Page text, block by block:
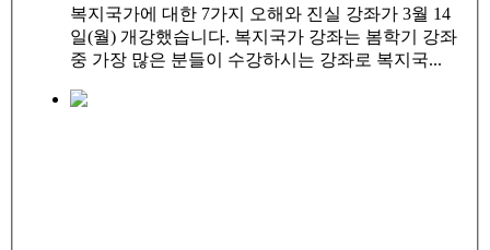
복지국가에 대한 7가지 오해와 진실 강좌가 3월 14
일(월) 개강했습니다. 복지국가 강좌는 봄학기 강좌
중 가장 많은 분들이 수강하시는 강좌로 복지국...